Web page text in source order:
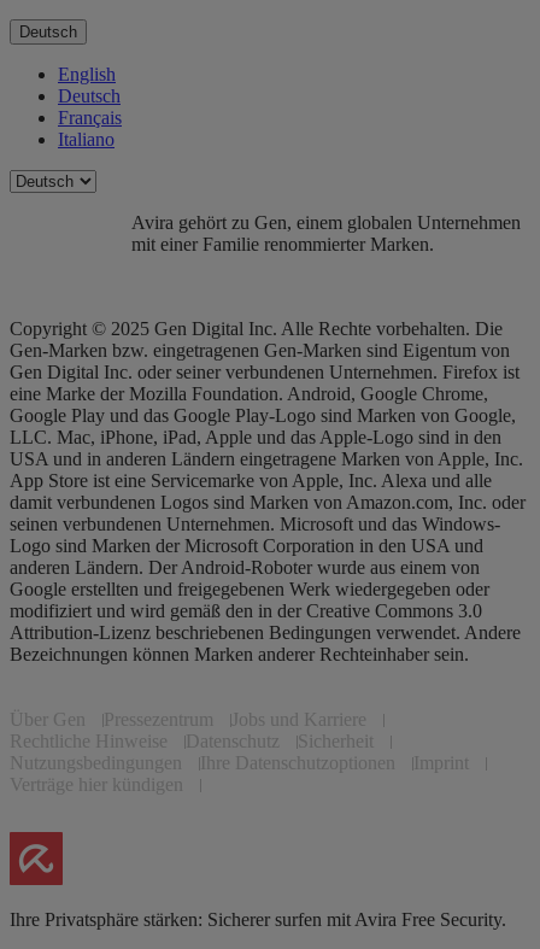
Deutsch
English
Deutsch
Français
Italiano
Avira gehört zu Gen, einem globalen Unternehmen
mit einer Familie renommierter Marken.
Copyright © 2025 Gen Digital Inc. Alle Rechte vorbehalten. Die
Gen-Marken bzw. eingetragenen Gen-Marken sind Eigentum von
Gen Digital Inc. oder seiner verbundenen Unternehmen. Firefox ist
eine Marke der Mozilla Foundation. Android, Google Chrome,
Google Play und das Google Play-Logo sind Marken von Google,
LLC. Mac, iPhone, iPad, Apple und das Apple-Logo sind in den
USA und in anderen Ländern eingetragene Marken von Apple, Inc.
App Store ist eine Servicemarke von Apple, Inc. Alexa und alle
damit verbundenen Logos sind Marken von Amazon.com, Inc. oder
seinen verbundenen Unternehmen. Microsoft und das Windows-
Logo sind Marken der Microsoft Corporation in den USA und
anderen Ländern. Der Android-Roboter wurde aus einem von
Google erstellten und freigegebenen Werk wiedergegeben oder
modifiziert und wird gemäß den in der Creative Commons 3.0
Attribution-Lizenz beschriebenen Bedingungen verwendet. Andere
Bezeichnungen können Marken anderer Rechteinhaber sein.
Über Gen Pressezentrum
Jobs und Karriere
Rechtliche Hinweise
Datenschutz
Sicherheit
Nutzungsbedingungen
Ihre Datenschutzoptionen
Imprint
Verträge hier kündigen
Ihre Privatsphäre stärken: Sicherer surfen mit Avira Free Security.